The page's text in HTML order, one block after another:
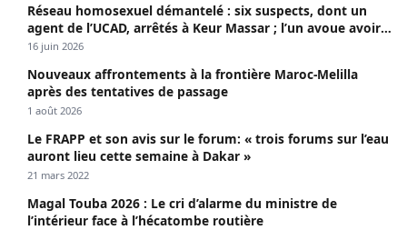
Réseau homosexuel démantelé : six suspects, dont un
agent de l’UCAD, arrêtés à Keur Massar ; l’un avoue avoir
propagé le VIH depuis 2018
16 juin 2026
Nouveaux affrontements à la frontière Maroc-Melilla
après des tentatives de passage
1 août 2026
Le FRAPP et son avis sur le forum: « trois forums sur l’eau
auront lieu cette semaine à Dakar »
21 mars 2022
Magal Touba 2026 : Le cri d’alarme du ministre de
l’intérieur face à l’hécatombe routière